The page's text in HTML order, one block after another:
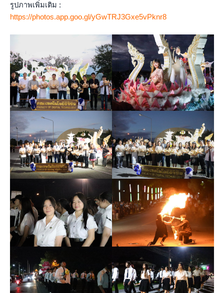
รูปภาพเพิ่มเติม :
https://photos.app.goo.gl/yGwTRJ3Gxe5vPknr8